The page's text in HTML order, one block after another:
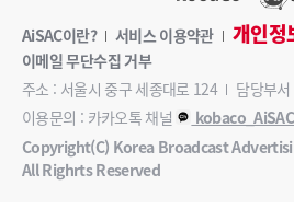
AiSAC이란? 서비스 이용약관 개인정
이메일 무단수집 거부
주소 : 서울시 중구 세종대로 124
담당부
이용문의 : 카카오톡 채널
kobaco_AiSAC
Copyright(C) Korea Broadcast
All Righrts Reserved